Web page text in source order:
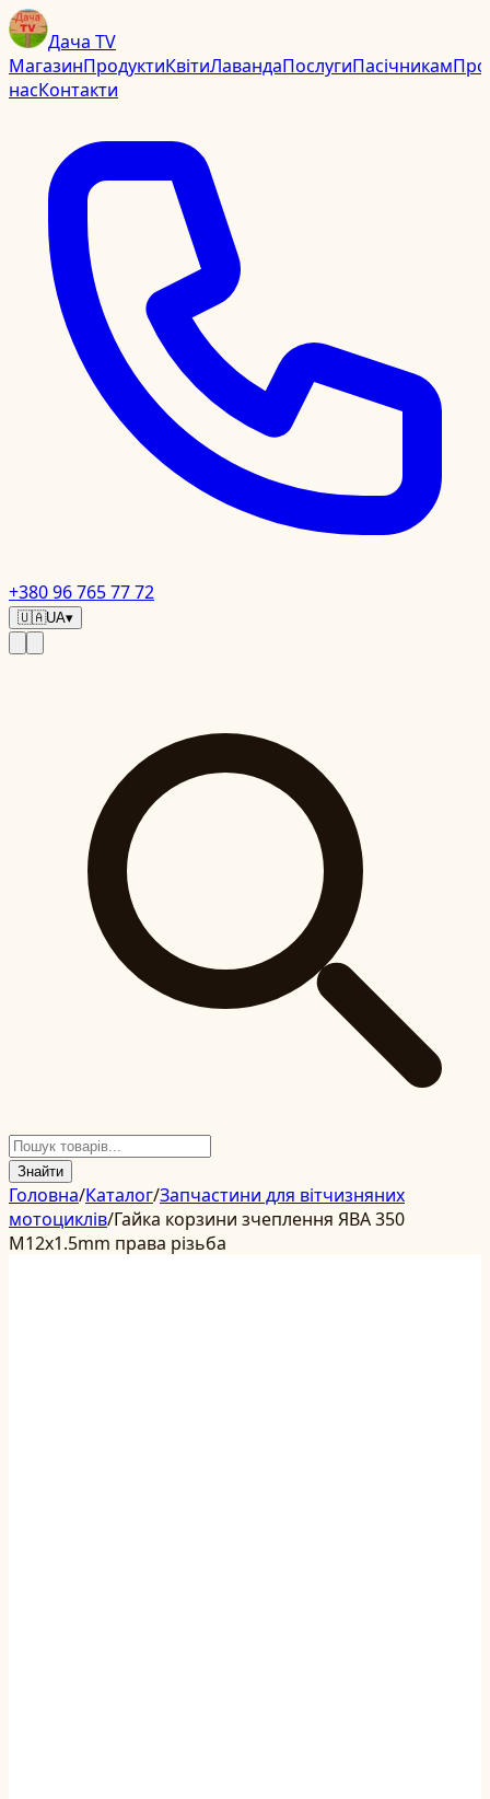
Дача TV
МагазинПродуктиКвітиЛавандаПослугиПасічникамПро
насКонтакти
+380 96 765 77 72
🇺🇦UA▾
Знайти
Головна/Каталог/Запчастини для вітчизняних
мотоциклів/Гайка корзини зчеплення ЯВА 350
M12x1.5mm права різьба